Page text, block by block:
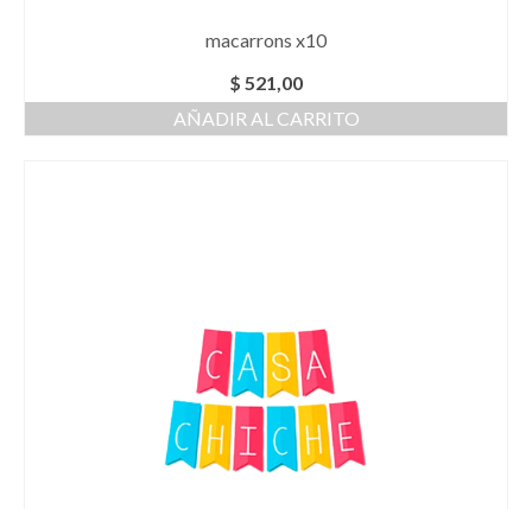
macarrons x10
$ 521,00
AÑADIR AL CARRITO